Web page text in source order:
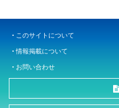
このサイトについて
情報掲載について
お問い合わせ